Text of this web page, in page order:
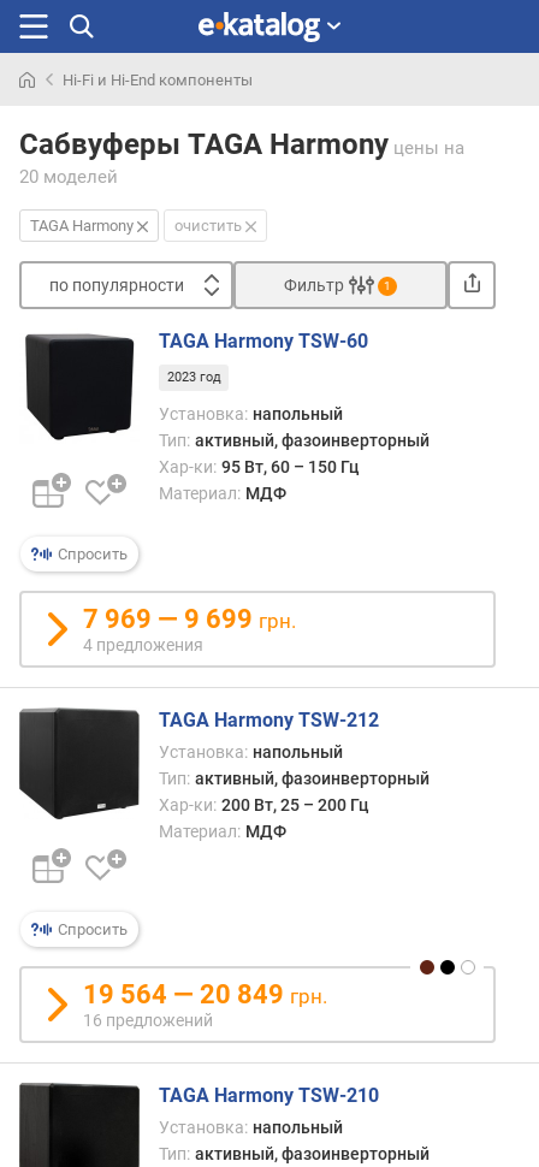
раньше
Hi-Fi и Hi-End компоненты
Сабвуферы TAGA Harmony цены на
20 моделей
TAGA Harmony очистить
по популярности
о
у
л
р
с
т
и
е
в
х
к
д
о
р
о
г
Фильтр 1
Спросить
TAGA Harmony TSW-60
2023 год
Установка: напольный
Тип: активный, фазоинверторный
Хар-ки: 95 Вт, 60 – 150 Гц
Материал: МДФ
7 969 — 9 699 грн.
4 предложения
Спросить
TAGA Harmony TSW-212
Установка: напольный
Тип: активный, фазоинверторный
Хар-ки: 200 Вт, 25 – 200 Гц
Материал: МДФ
19 564 — 20 849 грн.
16 предложений
TAGA Harmony TSW-210
Установка: напольный
Тип: активный, фазоинверторный